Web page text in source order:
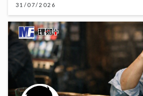
31/07/2026